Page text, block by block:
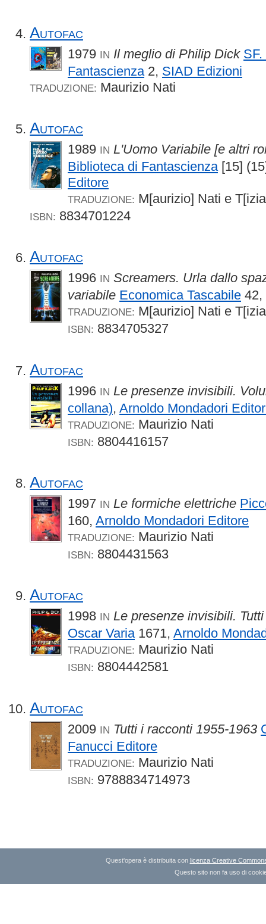
Autofac
1979 IN Il meglio di Philip Dick
Fantascienza 2, SIAD Edizioni
TRADUZIONE: Maurizio Nati
Autofac
1989 IN L'Uomo Variabile [e altri
Biblioteca di Fantascienza [15]
Editore
TRADUZIONE: M[aurizio] Nati e
ISBN: 8834701224
Autofac
1996 IN Screamers. Urla dallo
variabile Economica Tascabile 42,
TRADUZIONE: M[aurizio] Nati e
ISBN: 8834705327
Autofac
1996 IN Le presenze invisibili.
collana), Arnoldo Mondadori
TRADUZIONE: Maurizio Nati
ISBN: 8804416157
Autofac
1997 IN Le formiche elettriche
160, Arnoldo Mondadori Editore
TRADUZIONE: Maurizio Nati
ISBN: 8804431563
Autofac
1998 IN Le presenze invisibili.
Oscar Varia1671, Arnoldo
TRADUZIONE: Maurizio Nati
ISBN: 8804442581
Autofac
2009 IN Tutti i racconti 1955-1963
Fanucci Editore
TRADUZIONE: Maurizio Nati
ISBN: 9788834714973
Quest'opera è distribuita con licenza Creative
Questo sito non fa uso di